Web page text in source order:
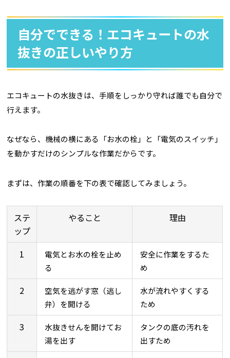
自分でできる！エコキュートの水
抜きの正しいやり方
エコキュートの水抜きは、手順をしっかり守れば誰でも自分で
行えます。
なぜなら、機械の横にある「お水の栓」と「電気のスイッチ」
を動かすだけのシンプルな作業だからです。
まずは、作業の順番を下の表で確認してみましょう。
ステ
ップ
やること 理由
1
電気とお水の栓を止め
る
安全に作業をするた
め
2
空気を逃がす窓（逃し
弁）を開ける
水が流れやすくする
ため
3
水抜きせんを開けてお
湯を出す
タンクの底の汚れを
出すため